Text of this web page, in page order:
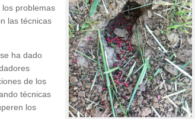
problemas
las técnicas
ha dado
de los
técnicas
los